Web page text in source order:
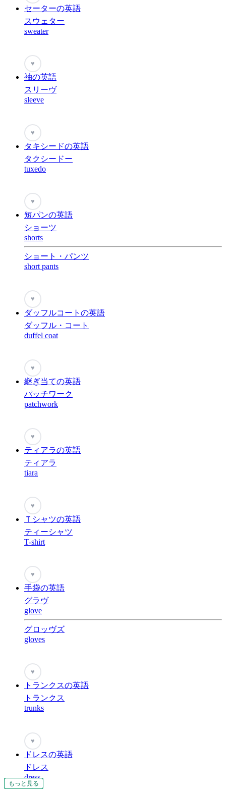
もっと見る
もっと見る
もっと見る
もっと見る
もっと見る
もっと見る
もっと見る
もっと見る
セーターの英語
スウェター
sweater
もっと見る
♥
袖の英語
スリーヴ
sleeve
♥
タキシードの英語
タクシードー
tuxedo
♥
短パンの英語
ショーツ
shorts
ショート・パンツ
short pants
♥
ダッフルコートの英語
ダッフル・コート
duffel coat
もっと見る
♥
継ぎ当ての英語
パッチワーク
patchwork
♥
ティアラの英語
ティアラ
tiara
♥
Ｔシャツの英語
ティーシャツ
T-shirt
♥
手袋の英語
グラヴ
glove
グロッヴズ
gloves
もっと見る
♥
トランクスの英語
トランクス
trunks
♥
ドレスの英語
ドレス
dress
もっと見る
もっと見る
もっと見る